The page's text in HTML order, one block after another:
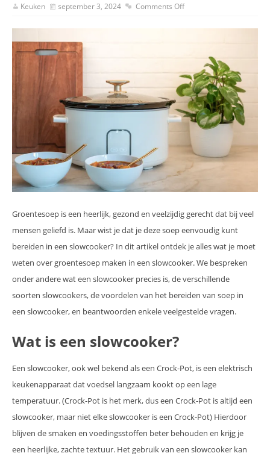
Keuken september 3, 2024 Comments Off
Groentesoep is een heerlijk, gezond en veelzijdig gerecht dat bij veel
mensen geliefd is. Maar wist je dat je deze soep eenvoudig kunt
bereiden in een slowcooker? In dit artikel ontdek je alles wat je moet
weten over groentesoep maken in een slowcooker. We bespreken
onder andere wat een slowcooker precies is, de verschillende
soorten slowcookers, de voordelen van het bereiden van soep in
een slowcooker, en beantwoorden enkele veelgestelde vragen.
Wat is een slowcooker?
Een slowcooker, ook wel bekend als een Crock-Pot, is een elektrisch
keukenapparaat dat voedsel langzaam kookt op een lage
temperatuur. (Crock-Pot is het merk, dus een Crock-Pot is altijd een
slowcooker, maar niet elke slowcooker is een Crock-Pot) Hierdoor
blijven de smaken en voedingsstoffen beter behouden en krijg je
een heerlijke, zachte textuur. Het gebruik van een slowcooker kan